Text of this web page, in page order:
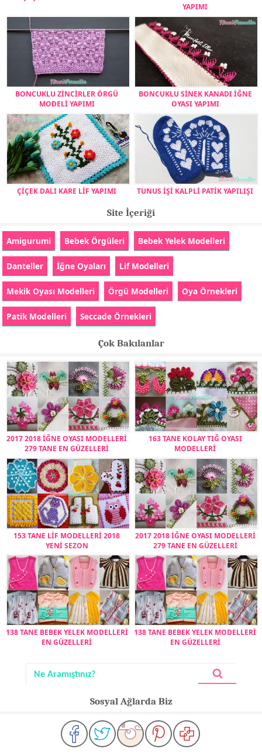
YAPIMI
BONCUKLU ZİNCİRLER ÖRGÜ
MODELİ YAPIMI
BONCUKLU SİNEK KANADI İĞNE
OYASI YAPIMI
ÇİÇEK DALI KARE LİF YAPIMI TUNUS İŞİ KALPLİ PATİK YAPILIŞI
Site İçeriği
Amigurumi Bebek Örgüleri Bebek Yelek Modelleri
Danteller İğne Oyaları Lif Modelleri
Mekik Oyası Modelleri Örgü Modelleri Oya Örnekleri
Patik Modelleri Seccade Örnekleri
Çok Bakılanlar
2017 2018 İĞNE OYASI MODELLERİ
279 TANE EN GÜZELLERİ
163 TANE KOLAY TIĞ OYASI
MODELLERİ
153 TANE LİF MODELLERİ 2018
YENİ SEZON
2017 2018 İĞNE OYASI MODELLERİ
279 TANE EN GÜZELLERİ
138 TANE BEBEK YELEK MODELLERİ
EN GÜZELLERİ
138 TANE BEBEK YELEK MODELLERİ
EN GÜZELLERİ
Sosyal Ağlarda Biz